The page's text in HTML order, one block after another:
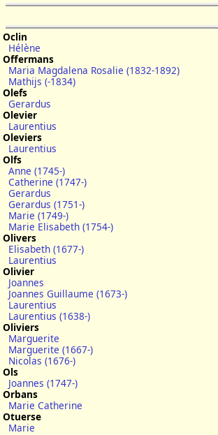
Oclin
Hélène
Offermans
Maria Magdalena Rosalie (1832-1892)
Mathijs (-1834)
Olefs
Gerardus
Olevier
Laurentius
Oleviers
Laurentius
Olfs
Anne (1745-)
Catherine (1747-)
Gerardus
Gerardus (1751-)
Marie (1749-)
Marie Elisabeth (1754-)
Olivers
Elisabeth (1677-)
Laurentius
Olivier
Joannes
Joannes Guillaume (1673-)
Laurentius
Laurentius (1638-)
Oliviers
Marguerite
Marguerite (1667-)
Nicolas (1676-)
Ols
Joannes (1747-)
Orbans
Marie Catherine
Otuerse
Marie